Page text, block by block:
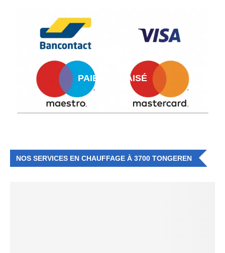
PAIEMENT AISÉ
NOS SERVICES EN CHAUFFAGE À 3700 TONGEREN